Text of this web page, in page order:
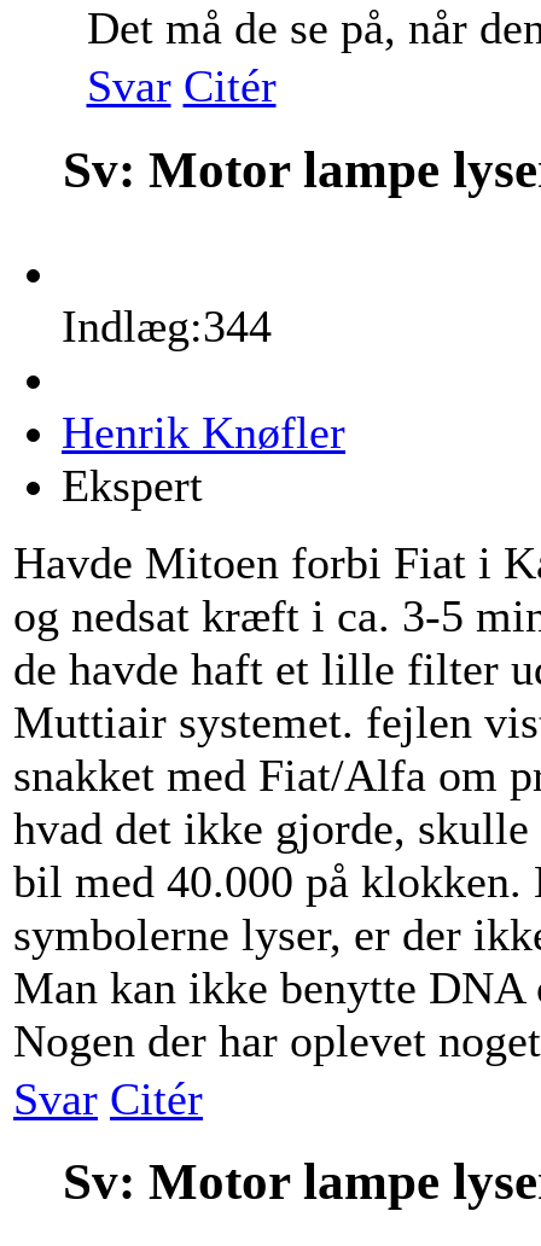
Det må de se på, når
Svar Citér
Sv: Motor lampe
Indlæg:344
Henrik Knøfler
Ekspert
Havde Mitoen forbi Fiat i
og nedsat kræft i ca. 3-5
de havde haft et lille filter
Muttiair systemet. fejlen
snakket med Fiat/Alfa om
hvad det ikke gjorde,
bil med 40.000 på
symbolerne lyser, er der
Man kan ikke benytte
Nogen der har oplevet
Svar Citér
Sv: Motor lampe